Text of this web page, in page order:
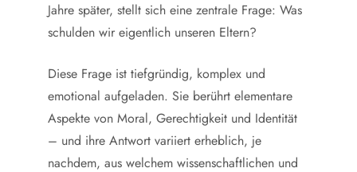
Jahre später, stellt sich eine zentrale Frage: Was
schulden wir eigentlich unseren Eltern?
Diese Frage ist tiefgründig, komplex und
emotional aufgeladen. Sie berührt elementare
Aspekte von Moral, Gerechtigkeit und Identität
– und ihre Antwort variiert erheblich, je
nachdem, aus welchem wissenschaftlichen und